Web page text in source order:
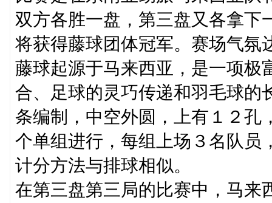
双方各胜一盘，第三盘又各拿下
将获得藤球团体冠军。赛场气氛
藤球起源于马来西亚，是一项极
合、足球的灵巧传递和羽毛球的
条编制，中空外圆，上有１２孔
个单组进行，每组上场３名队员
计分方法与排球相似。
在第三盘第三局的比赛中，马来